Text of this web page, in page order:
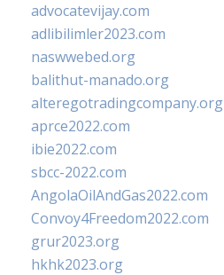
advocatevijay.com
adlibilimler2023.com
naswwebed.org
balithut-manado.org
alteregotradingcompany.org
aprce2022.com
ibie2022.com
sbcc-2022.com
AngolaOilAndGas2022.com
Convoy4Freedom2022.com
grur2023.org
hkhk2023.org